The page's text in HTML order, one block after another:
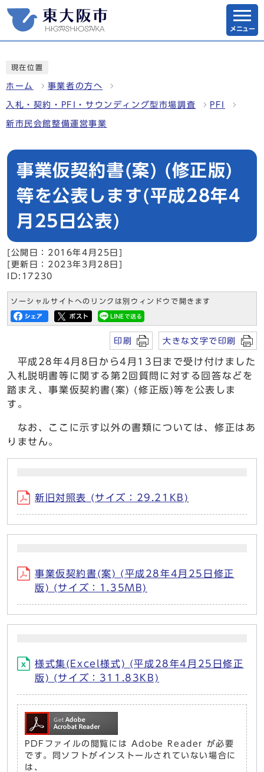
メニュー
現在位置
ホーム 事業者の方へ
入札・契約・PFI・サウンディング型市場調査 PFI
新市民会館整備運営事業
事業仮契約書(案) (修正版)
等を公表します(平成28年4
月25日公表)
[公開日：2016年4月25日]
[更新日：2023年3月28日]
ID:17230
ソーシャルサイトへのリンクは別ウィンドウで開きます
印刷 大きな文字で印刷
平成28年4月8日から4月13日まで受け付けました
入札説明書等に関する第2回質問に対する回答などを
踏まえ、事業仮契約書(案) (修正版)等を公表しま
す。
なお、ここに示す以外の書類については、修正はあ
りません。
新旧対照表 (サイズ：29.21KB)
事業仮契約書(案) (平成28年4月25日修正
版) (サイズ：1.35MB)
様式集(Excel様式) (平成28年4月25日修正
版) (サイズ：311.83KB)
PDFファイルの閲覧には Adobe Reader が必要
です。同ソフトがインストールされていない場合に
は、